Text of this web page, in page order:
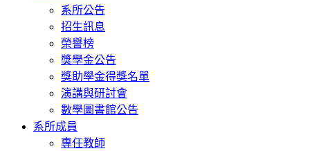
系所公告
招生訊息
榮譽榜
獎學金公告
獎助學金得獎名單
演講與研討會
數學圖書館公告
系所成員
專任教師